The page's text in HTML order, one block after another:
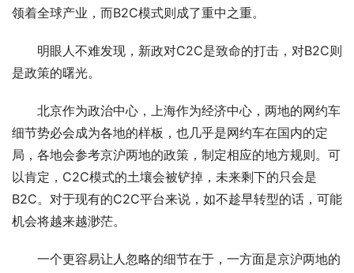
领着全球产业，而B2C模式则成了重中之重。
明眼人不难发现，新政对C2C是致命的打击，对B2C则
是政策的曙光。
北京作为政治中心，上海作为经济中心，两地的网约车
细节势必会成为各地的样板，也几乎是网约车在国内的定
局，各地会参考京沪两地的政策，制定相应的地方规则。可
以肯定，C2C模式的土壤会被铲掉，未来剩下的只会是
B2C。对于现有的C2C平台来说，如不趁早转型的话，可能
机会将越来越渺茫。
一个更容易让人忽略的细节在于，一方面是京沪两地的